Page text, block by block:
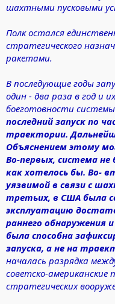
шахтными пусковыми
Полк остался
стратегического
ракетами.
В последующие годы
один - два раза в год и
боеготовности
последний запуск по
траектории.
Объяснением этому
Во-первых, система
как хотелось бы. Во-
уязвимой в связи с
третьих, в США была
эксплуатацию
раннего обнаружения
была способна
запуска, а не на
началась разрядка
советско-американские
стратегических